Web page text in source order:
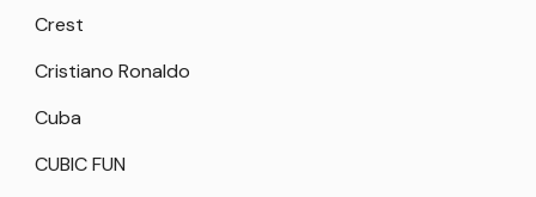
Crest
Cristiano Ronaldo
Cuba
CUBIC FUN